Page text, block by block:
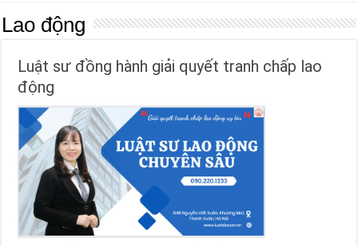
Lao động
Luật sư đồng hành giải quyết tranh chấp lao
động